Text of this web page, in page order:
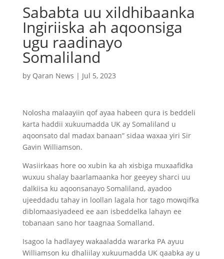
Sababta uu xildhibaanka
Ingiriiska ah aqoonsiga
ugu raadinayo
Somaliland
by Qaran News | Jul 5, 2023
Nolosha malaayiin qof ayaa habeen qura is beddeli
karta haddii xukuumadda UK ay Somaliland u
aqoonsato dal madax banaan” sidaa waxaa yiri Sir
Gavin Williamson.
Wasiirkaas hore oo xubin ka ah xisbiga muxaafidka
wuxuu shalay baarlamaanka hor geeyey sharci uu
dalkiisa ku aqoonsanayo Somaliland, ayadoo
ujeeddadu tahay in loollan lagala hor tago mowqifka
diblomaasiyadeed ee aan isbeddelka lahayn ee
tobanaan sano hor taagnaa Somalland.
Isagoo la hadlayey wakaaladda wararka PA ayuu
Williamson ku dhaliilay xukuumadda UK qaabka ay u